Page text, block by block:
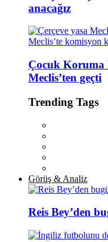
anacağız
Çocuk Koruma
Meclis’ten geçti
Trending Tags
Görüş & Analiz
Reis Bey’den